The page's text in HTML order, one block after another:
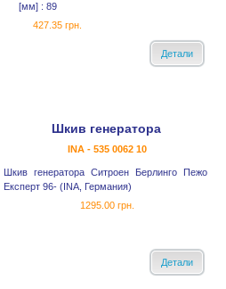
[мм] : 89
427.35 грн.
Детали
Шкив генератора
INA - 535 0062 10
Шкив генератора Ситроен Берлинго Пежо
Експерт 96- (INA, Германия)
1295.00 грн.
Детали